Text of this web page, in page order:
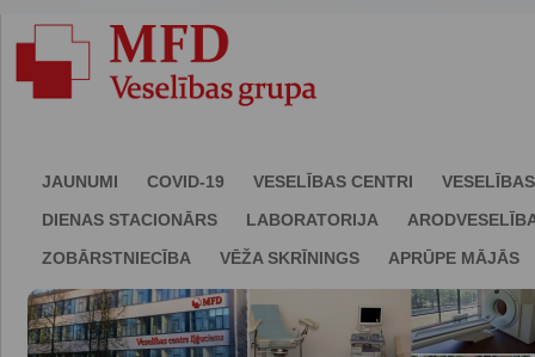
JAUNUMI COVID-19 VESELĪBAS CENTRI
DIENAS STACIONĀRS
LABORATORIJA
ZOBĀRSTNIECĪBA
VĒŽA SKRĪNINGS APRŪPE MĀJĀS